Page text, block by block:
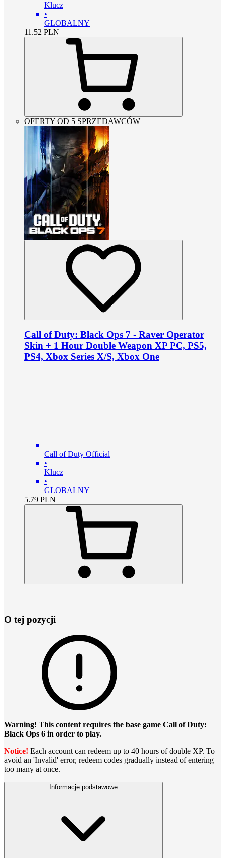
Klucz
•
GLOBALNY
11.52 PLN
OFERTY OD 5 SPRZEDAWCÓW
Call of Duty: Black Ops 7 - Raver Operator
Skin + 1 Hour Double Weapon XP PC, PS5,
PS4, Xbox Series X/S, Xbox One
Call of Duty Official
•
Klucz
•
GLOBALNY
5.79 PLN
O tej pozycji
Warning! This content requires the base game Call of Duty:
Black Ops 6 in order to play.
Notice! Each account can redeem up to 40 hours of double XP. To
avoid an 'Invalid' error, redeem codes gradually instead of entering
too many at once.
Informacje podstawowe